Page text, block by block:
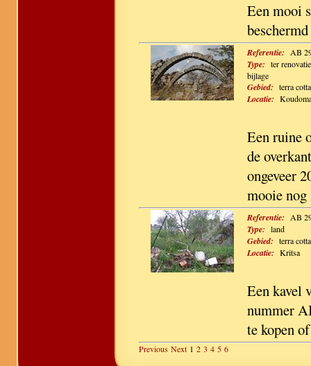
Een mooi
Referentie: AB
Type: ter
bijlage
Gebied: terra cotta
Locatie:
Een ruine
de
ongeveer
mooie
Referentie: AB
Type: land
Gebied: terra cotta
Locatie: Kritsa
Een kavel
nummer
te kopen
Previous Next 1 2 3 4 5 6